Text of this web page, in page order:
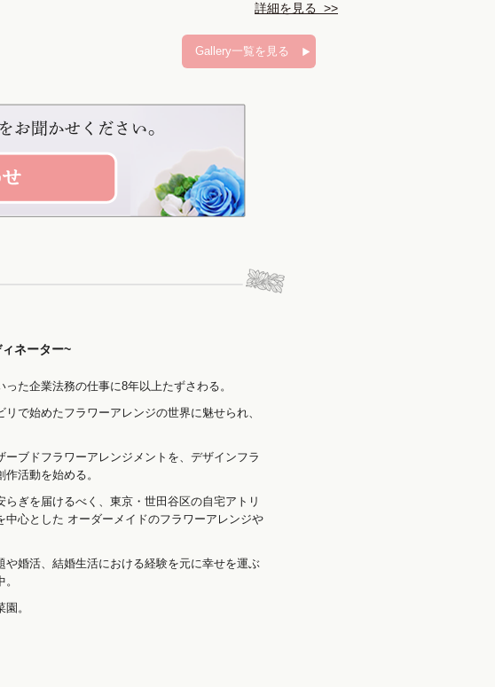
詳細を見る >>
Gallery一覧を見る
ネーター~
た企業法務の仕事に8年以上たずさわる。
で始めたフラワーアレンジの世界に魅せられ、
ブドフラワーアレンジメントを、デザインフラ
活動を始める。
ぎを届けるべく、東京・世田谷区の自宅アトリ
心とした オーダーメイドのフラワーアレンジや
婚活、結婚生活における経験を元に幸せを運ぶ
。